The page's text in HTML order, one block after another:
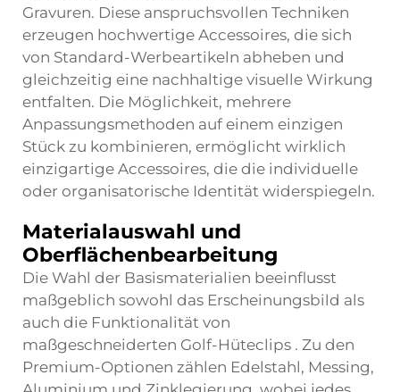
Gravuren. Diese anspruchsvollen Techniken
erzeugen hochwertige Accessoires, die sich
von Standard-Werbeartikeln abheben und
gleichzeitig eine nachhaltige visuelle Wirkung
entfalten. Die Möglichkeit, mehrere
Anpassungsmethoden auf einem einzigen
Stück zu kombinieren, ermöglicht wirklich
einzigartige Accessoires, die die individuelle
oder organisatorische Identität widerspiegeln.
Materialauswahl und
Oberflächenbearbeitung
Die Wahl der Basismaterialien beeinflusst
maßgeblich sowohl das Erscheinungsbild als
auch die Funktionalität von
maßgeschneiderten Golf-Hüteclips . Zu den
Premium-Optionen zählen Edelstahl, Messing,